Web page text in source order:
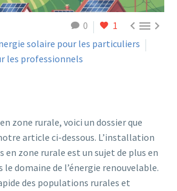
0 1 
solaire pour les particuliers
les professionnels
zone rurale, voici un dossier que
article ci-dessous. L’installation
en zone rurale est un sujet de plus en
domaine de l’énergie renouvelable.
des populations rurales et